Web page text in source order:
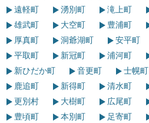
遠軽町
湧別町 滝上町
雄武町
大空町 豊浦町
厚真町
洞爺湖町 安平町
平取町
新冠町 浦河町
新ひだか町
音更町 士幌町
鹿追町
新得町 清水町
更別村
大樹町 広尾町
豊頃町
本別町 足寄町